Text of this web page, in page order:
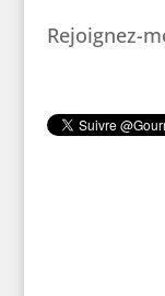
Rejoignez-